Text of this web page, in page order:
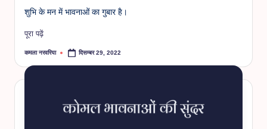
शुभि के मन में भावनाओं का गुबार है।
पूरा पढ़ें
Posted
कमला नरवरिया दिसम्बर 29, 2022